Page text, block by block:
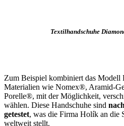
Textilhandschuhe
Zum Beispiel kombiniert das Modell
Materialien wie Nomex®, Aramid-
Porelle®, mit der Möglichkeit,
wählen. Diese Handschuhe sind
getestet, was die Firma Holík an die
weltweit stellt.